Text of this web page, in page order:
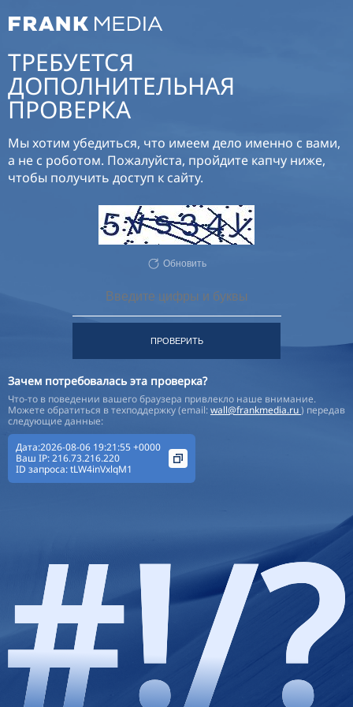
ТРЕБУЕТСЯ
ДОПОЛНИТЕЛЬНАЯ
ПРОВЕРКА
Мы хотим убедиться, что имеем дело именно с вами,
а не с роботом. Пожалуйста, пройдите капчу ниже,
чтобы получить доступ к сайту.
Обновить
ПРОВЕРИТЬ
Зачем потребовалась эта проверка?
Что-то в поведении вашего браузера привлекло наше внимание.
Можете обратиться в техподдержку (email:wall@frankmedia.ru) передав
следующие данные:
Дата:2026-08-06 19:21:55 +0000
Ваш IP:216.73.216.220
ID запроса:tLW4inVxlqM1